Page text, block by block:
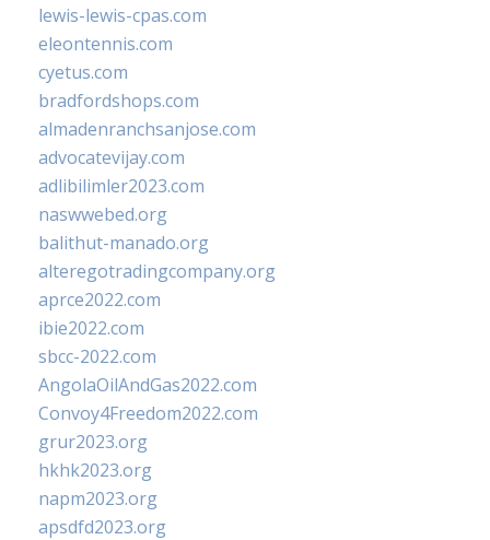
lewis-lewis-cpas.com
eleontennis.com
cyetus.com
bradfordshops.com
almadenranchsanjose.com
advocatevijay.com
adlibilimler2023.com
naswwebed.org
balithut-manado.org
alteregotradingcompany.org
aprce2022.com
ibie2022.com
sbcc-2022.com
AngolaOilAndGas2022.com
Convoy4Freedom2022.com
grur2023.org
hkhk2023.org
napm2023.org
apsdfd2023.org